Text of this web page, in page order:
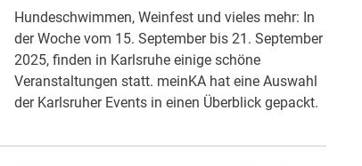
Hundeschwimmen, Weinfest und vieles mehr: In
der Woche vom 15. September bis 21. September
2025, finden in Karlsruhe einige schöne
Veranstaltungen statt. meinKA hat eine Auswahl
der Karlsruher Events in einen Überblick gepackt.